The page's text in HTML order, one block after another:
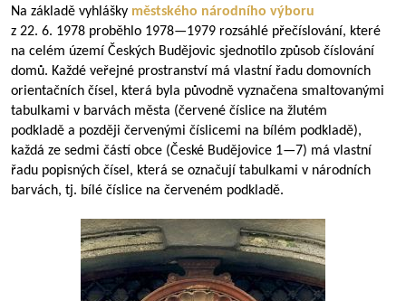
Na základě vyhlášky městského národního výboru
z 22. 6. 1978 proběhlo 1978—1979 rozsáhlé přečíslování, které
na celém území Českých Budějovic sjednotilo způsob číslování
domů. Každé veřejné prostranství má vlastní řadu domovních
orientačních čísel, která byla původně vyznačena smaltovanými
tabulkami v barvách města (červené číslice na žlutém
podkladě a později červenými číslicemi na bílém podkladě),
každá ze sedmi částí obce (České Budějovice 1—7) má vlastní
řadu popisných čísel, která se označují tabulkami v národních
barvách, tj. bílé číslice na červeném podkladě.